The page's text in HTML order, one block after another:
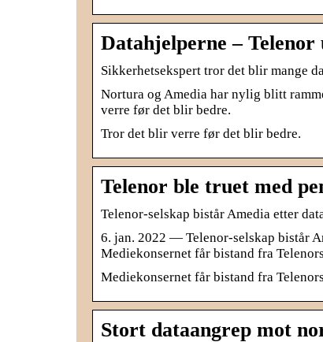
Datahjelperne –
Sikkerhetsekspert tror det blir mange
Nortura og Amedia har nylig blitt
verre før det blir bedre.
Tror det blir verre før det blir bedre.
Telenor ble truet med
Telenor-selskap bistår Amedia etter
6. jan. 2022 — Telenor-selskap bistår
Mediekonsernet får bistand fra
Mediekonsernet får bistand fra
Stort dataangrep mot